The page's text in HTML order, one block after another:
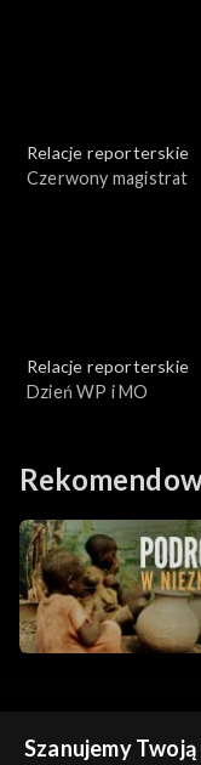
Relacje reporterskie
Czerwony magistrat
Relacje reporterskie
Dzień WP i MO
© 2026 Telewizja
Szanujemy